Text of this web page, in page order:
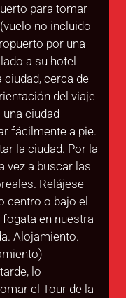
para tomar
no incluido
por una
a su hotel
ciudad, cerca de
del viaje
ciudad
fácilmente a pie.
la ciudad. Por la
vez a buscar las
Relájese
centro o bajo el
en nuestra
Alojamiento.
lo
el Tour de la